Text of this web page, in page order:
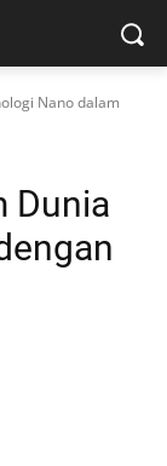
Nano dalam
Dunia